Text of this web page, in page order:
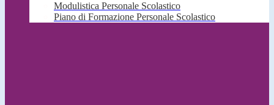
Modulistica Personale Scolastico
Piano di Formazione Personale Scolastico